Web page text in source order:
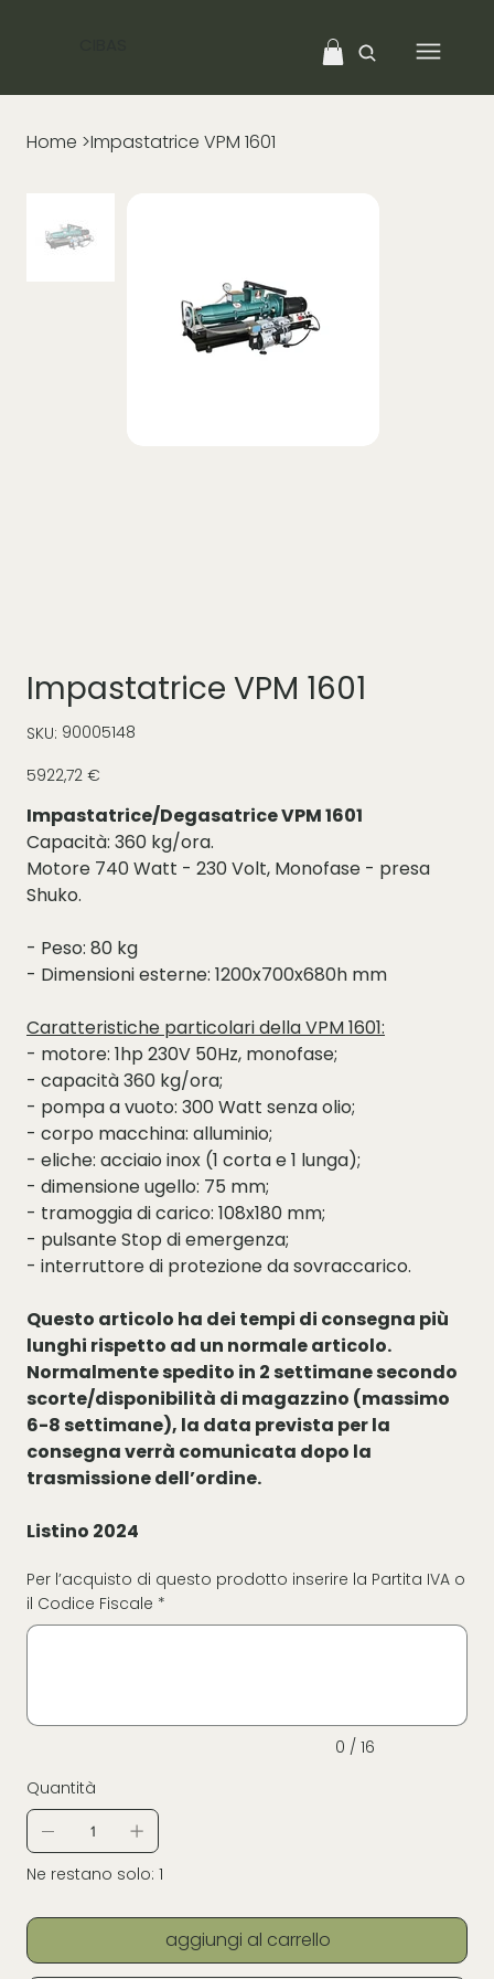
Home >Impastatrice VPM 1601
Impastatrice VPM 1601
SKU: SKU
90005148
90005148
Prezzo
5922,72 €
Impastatrice/Degasatrice VPM 1601
Capacità: 360 kg/ora.
Motore 740 Watt - 230 Volt, Monofase - presa
Shuko.
- Peso: 80 kg
- Dimensioni esterne: 1200x700x680h mm
Caratteristiche particolari della VPM 1601:
- motore: 1hp 230V 50Hz, monofase;
- capacità 360 kg/ora;
- pompa a vuoto: 300 Watt senza olio;
- corpo macchina: alluminio;
- eliche: acciaio inox (1 corta e 1 lunga);
- dimensione ugello: 75 mm;
- tramoggia di carico: 108x180 mm;
- pulsante Stop di emergenza;
- interruttore di protezione da sovraccarico.
Questo articolo ha dei tempi di consegna più
lunghi rispetto ad un normale articolo.
Normalmente spedito in 2 settimane secondo
scorte/disponibilità di magazzino (massimo
6-8 settimane), la data prevista per la
consegna verrà comunicata dopo la
trasmissione dell’ordine.
Listino 2024
Per l’acquisto di questo prodotto inserire la Partita IVA o
il Codice Fiscale *
a
0 / 16
Quantità
Ne restano solo: 1
aggiungi al carrello